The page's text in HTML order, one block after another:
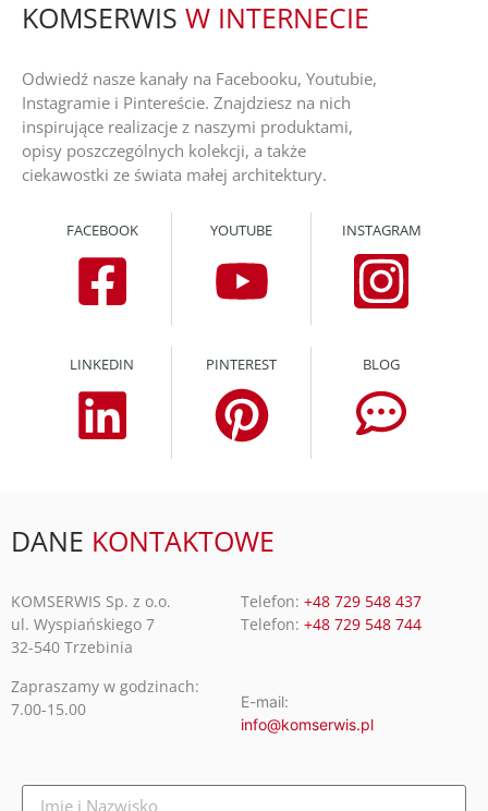
KOMSERWIS W INTERNECIE
Odwiedź nasze kanały na Facebooku, Youtubie,
Instagramie i Pintereście. Znajdziesz na nich
inspirujące realizacje z naszymi produktami,
opisy poszczególnych kolekcji, a także
ciekawostki ze świata małej architektury.
FACEBOOK YOUTUBE INSTAGRAM
LINKEDIN PINTEREST BLOG
DANE KONTAKTOWE
KOMSERWIS Sp. z o.o.
ul. Wyspiańskiego 7
32-540 Trzebinia
Zapraszamy w godzinach:
7.00-15.00
Telefon: +48 729 548 437
Telefon: +48 729 548 744
E-mail:
info@komserwis.pl